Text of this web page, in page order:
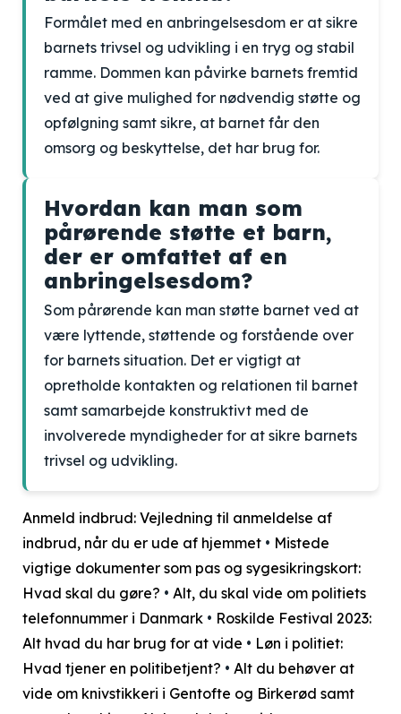
Formålet med en anbringelsesdom er at sikre
barnets trivsel og udvikling i en tryg og stabil
ramme. Dommen kan påvirke barnets fremtid
ved at give mulighed for nødvendig støtte og
opfølgning samt sikre, at barnet får den
omsorg og beskyttelse, det har brug for.
Hvordan kan man som
pårørende støtte et barn,
der er omfattet af en
anbringelsesdom?
Som pårørende kan man støtte barnet ved at
være lyttende, støttende og forstående over
for barnets situation. Det er vigtigt at
opretholde kontakten og relationen til barnet
samt samarbejde konstruktivt med de
involverede myndigheder for at sikre barnets
trivsel og udvikling.
Anmeld indbrud: Vejledning til anmeldelse af
indbrud, når du er ude af hjemmet • Mistede
vigtige dokumenter som pas og sygesikringskort:
Hvad skal du gøre? • Alt, du skal vide om politiets
telefonnummer i Danmark • Roskilde Festival 2023:
Alt hvad du har brug for at vide • Løn i politiet:
Hvad tjener en politibetjent? • Alt du behøver at
vide om knivstikkeri i Gentofte og Birkerød samt